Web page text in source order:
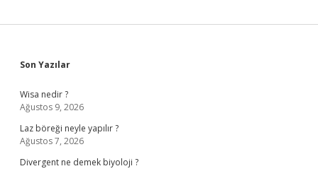
Sidebar
Son Yazılar
Wisa nedir ?
Ağustos 9, 2026
Laz böreği neyle yapılır ?
Ağustos 7, 2026
Divergent ne demek biyoloji ?